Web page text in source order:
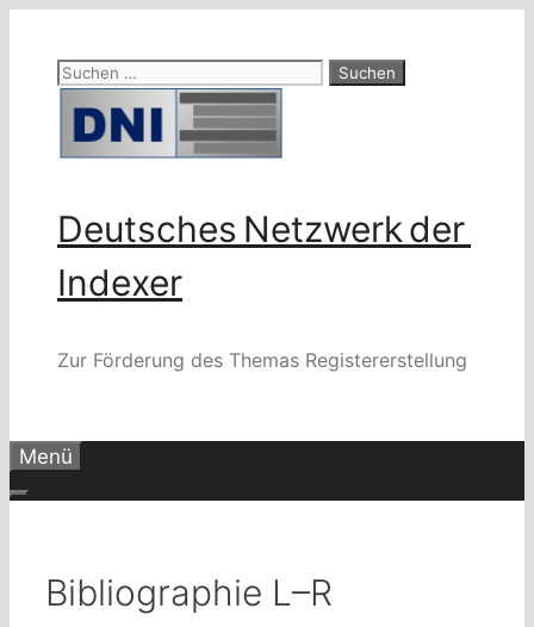
springenSuchen
Deutsches Netzwerk der
Indexer
Zur Förderung des Themas Registererstellung
Menü
Bibliographie L–R